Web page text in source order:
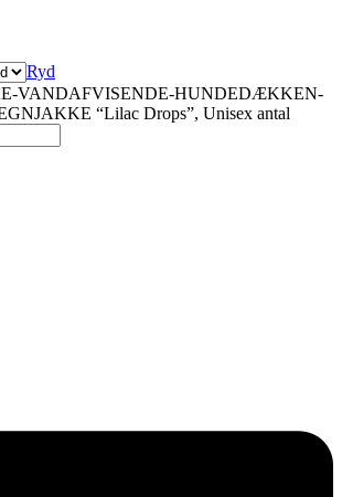
Ryd
VANDAFVISENDE-HUNDEDÆKKEN-
“Lilac Drops”, Unisex antal